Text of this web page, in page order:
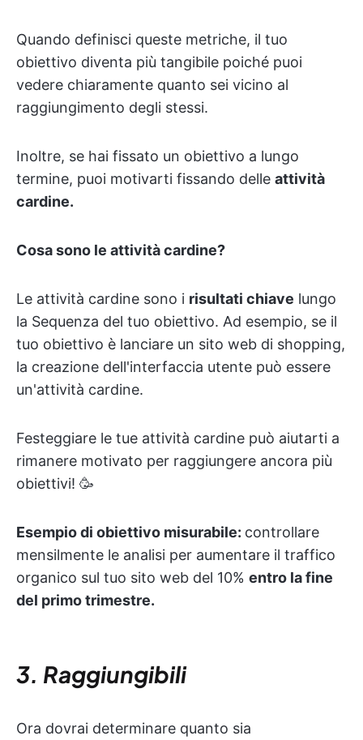
Quando definisci queste metriche, il tuo
obiettivo diventa più tangibile poiché puoi
vedere chiaramente quanto sei vicino al
raggiungimento degli stessi.
Inoltre, se hai fissato un obiettivo a lungo
termine, puoi motivarti fissando delle attività
cardine.
Cosa sono le attività cardine?
Le attività cardine sono i risultati chiave lungo
la Sequenza del tuo obiettivo. Ad esempio, se il
tuo obiettivo è lanciare un sito web di shopping,
la creazione dell'interfaccia utente può essere
un'attività cardine.
Festeggiare le tue attività cardine può aiutarti a
rimanere motivato per raggiungere ancora più
obiettivi! 🥳
Esempio di obiettivo misurabile: controllare
mensilmente le analisi per aumentare il traffico
organico sul tuo sito web del 10% entro la fine
del primo trimestre.
3. Raggiungibili
Ora dovrai determinare quanto sia